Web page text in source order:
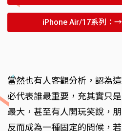
iPhone Air/17系列：
當然也有人客觀分析，認為
必代表誰最重要，充其實只
最大，甚至有人開玩笑說，
反而成為一種固定的問候，